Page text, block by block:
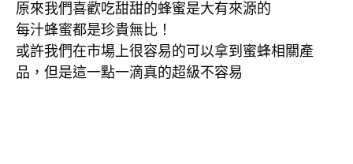
原來我們喜歡吃甜甜的蜂蜜是大有來源的
每汁蜂蜜都是珍貴無比！
或許我們在市場上很容易的可以拿到蜜蜂相關產
品，但是這一點一滴真的超級不容易